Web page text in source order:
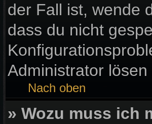
der Fall ist, wende
dass du nicht
Administrator lösen
Nach oben
» Wozu muss ich